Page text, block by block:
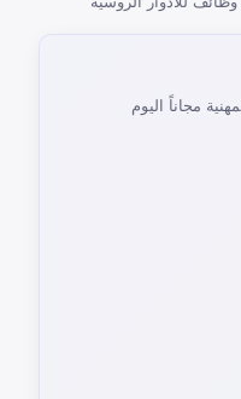
مجاناً اليوم